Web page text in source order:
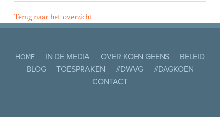
Terug naar het overzicht
HOME IN DE MEDIA OVER KOEN GEENS
BELEID
BLOG
TOESPRAKEN #DWVG
#DAGKOEN
CONTACT